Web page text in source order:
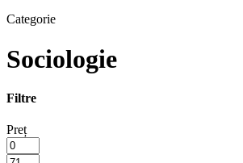
Categorie
Sociologie
Filtre
Preț